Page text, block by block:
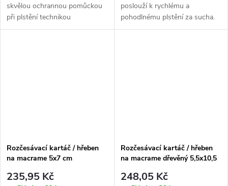
skvělou ochrannou pomůckou
při plstění technikou
vypichování, hodí se i na další
poslouží k rychlému a
pohodlnému plstění za sucha.
Sada jehel je uvnitř pera
Rozčesávací kartáč / hřeben
na macrame 5x7 cm
235,95 Kč
Rozčesávací kartáč / hřeben
na macrame dřevěný 5,5x10,5
248,05 Kč